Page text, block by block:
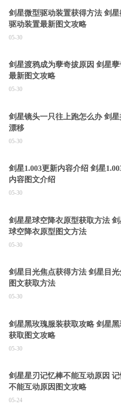
剑星微型驱动装置获得方法 剑星
驱动装置最新图文攻略
05-30
剑星渡鸦成为孽奇拔原因 剑星
最新图文攻略
05-30
剑星镜头一只往上跑怎么办 剑
漂移
05-30
剑星1.003更新内容介绍 剑星
内容图文介绍
05-30
剑星星球空降衣原型获取方法 剑
球空降衣原型图文方法
05-30
剑星目光焦点获得方法 剑星目光
图文获取方法
05-30
剑星黑玫瑰服装获取攻略 剑星
获取图文攻略
05-30
剑星星刃记忆棒不能互动原因
不能互动原因图文攻略
05-24